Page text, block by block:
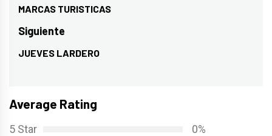
de
entradas
Entrada
anterior:
MARCAS TURISTICAS
Siguiente
Entrada
JUEVES LARDERO
Average Rating
5 Star
0%